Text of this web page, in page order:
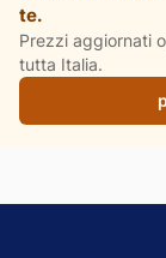
te.
Prezzi aggiornati
tutta Italia.